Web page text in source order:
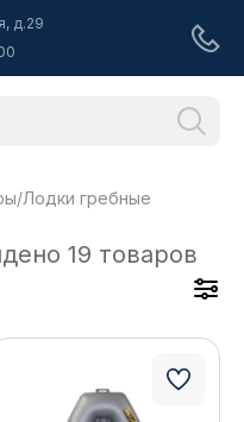
д.29
/Лодки гребные
19 товаров